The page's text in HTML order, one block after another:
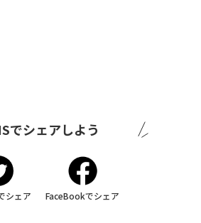
でシェアしよう
シェア FaceBookでシェア